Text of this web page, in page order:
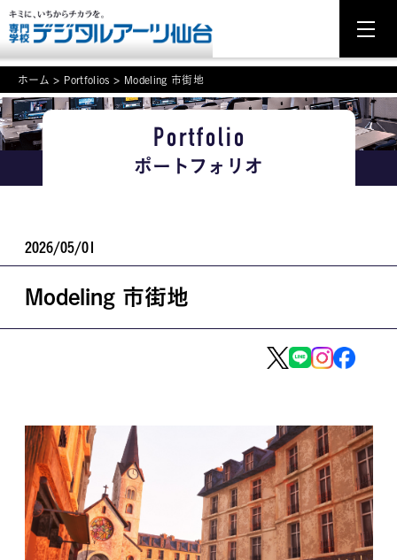
NEWS
学科・専攻案内
学校案内
就職・資格
MOVIE
留学生のみなさま
保護者のみなさま
企業のみなさま
ホーム > Portfolios > Modeling 市街地
Portfolio
ポートフォリオ
2026/05/01
Modeling 市街地